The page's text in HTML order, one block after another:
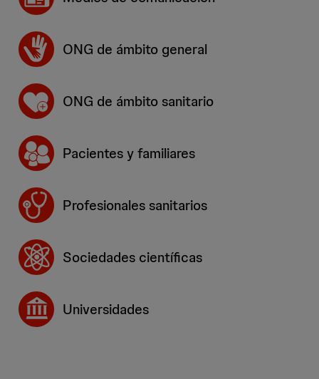
ONG de ámbito general
ONG de ámbito sanitario
Pacientes y familiares
Profesionales sanitarios
Sociedades científicas
Universidades